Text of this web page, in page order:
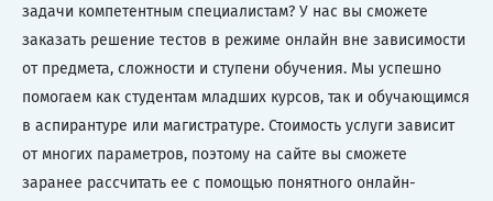
задачи компетентным специалистам? У нас вы сможете
заказать решение тестов в режиме онлайн вне зависимости
от предмета, сложности и ступени обучения. Мы успешно
помогаем как студентам младших курсов, так и обучающимся
в аспирантуре или магистратуре. Стоимость услуги зависит
от многих параметров, поэтому на сайте вы сможете
заранее рассчитать ее с помощью понятного онлайн-